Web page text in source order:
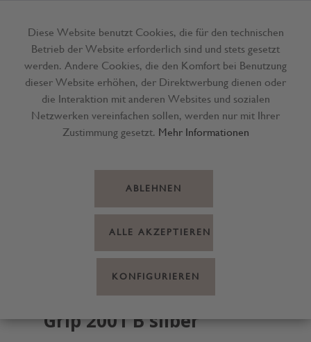
Menü
Faber-C. Bleistift-
Grip 2001 B silber
Diese Website benutzt Cookies, die für den technischen
Betrieb der Website erforderlich sind und stets gesetzt
werden. Andere Cookies, die den Komfort bei Benutzung
dieser Website erhöhen, der Direktwerbung dienen oder
die Interaktion mit anderen Websites und sozialen
Netzwerken vereinfachen sollen, werden nur mit Ihrer
Zustimmung gesetzt. Mehr Informationen
ABLEHNEN
ALLE AKZEPTIEREN
KONFIGURIEREN